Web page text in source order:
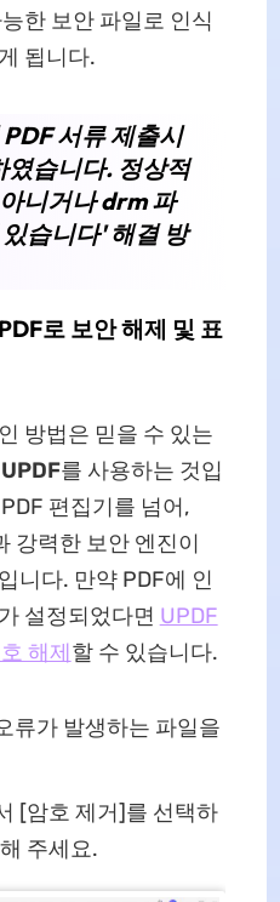
한 보안 파일로 인식
됩니다.
서류 제출시
였습니다. 정상적
니거나 drm 파
습니다' 해결 방
로 보안 해제 및 표
방법은 믿을 수 있는
UPDF를 사용하는 것입
편집기를 넘어,
강력한 보안 엔진이
니다. 만약 PDF에 인
설정되었다면 UPDF
해제할 수 있습니다.
류가 발생하는 파일을
[암호 제거]를 선택하
주세요.